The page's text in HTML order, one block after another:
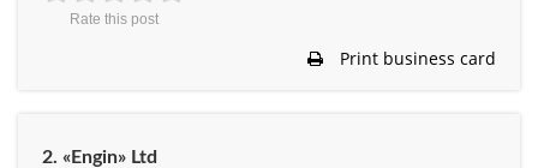
Rate this post
Print business card
2. «Engin» Ltd